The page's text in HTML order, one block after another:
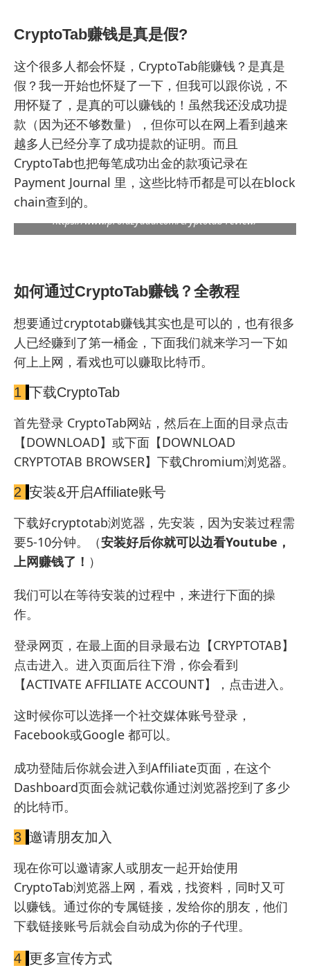
CryptoTab赚钱是真是假?
这个很多人都会怀疑，CryptoTab能赚钱？是真是
假？我一开始也怀疑了一下，但我可以跟你说，不
用怀疑了，是真的可以赚钱的！虽然我还没成功提
款（因为还不够数量），但你可以在网上看到越来
越多人已经分享了成功提款的证明。而且
CryptoTab也把每笔成功出金的款项记录在
Payment Journal 里，这些比特币都是可以在block
chain查到的。
https://www.prolazydad.com/cryptotab-review/
如何通过CryptoTab赚钱？全教程
想要通过cryptotab赚钱其实也是可以的，也有很多
人已经赚到了第一桶金，下面我们就来学习一下如
何上上网，看戏也可以赚取比特币。
1 下载CryptoTab
首先登录 CryptoTab网站 ，然后在上面的目录点击
【DOWNLOAD】或下面【DOWNLOAD
CRYPTOTAB BROWSER】 下载Chromium浏览器。
2 安装&开启Affiliate账号
下载好cryptotab浏览器，先安装，因为安装过程需
要5-10分钟。（安装好后你就可以边看Youtube，
上网赚钱了！ ）
我们可以在等待安装的过程中，来进行下面的操
作。
登录网页，在最上面的目录最右边【CRYPTOTAB】
点击进入。进入页面后往下滑，你会看到
【ACTIVATE AFFILIATE ACCOUNT】，点击进入。
这时候你可以选择一个社交媒体账号登录，
Facebook或Google 都可以。
成功登陆后你就会进入到Affiliate页面，在这个
Dashboard页面会就记载你通过浏览器挖到了多少
的比特币。
3 邀请朋友加入
现在你可以邀请家人或朋友一起开始使用
CryptoTab浏览器上网，看戏，找资料，同时又可
以赚钱。通过你的专属链接，发给你的朋友，他们
下载链接账号后就会自动成为你的子代理。
4 更多宣传方式